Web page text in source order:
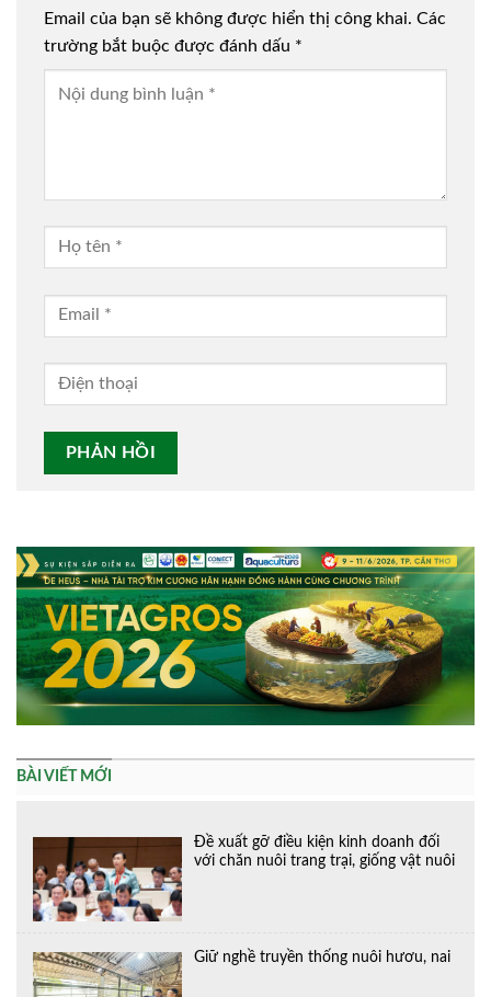
Email của bạn sẽ không được hiển thị công khai. Các
trường bắt buộc được đánh dấu *
BÀI VIẾT MỚI
Đề xuất gỡ điều kiện kinh doanh đối
với chăn nuôi trang trại, giống vật nuôi
Giữ nghề truyền thống nuôi hươu, nai